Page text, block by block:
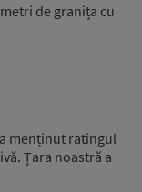
de granița cu
menținut ratingul
Țara noastră a